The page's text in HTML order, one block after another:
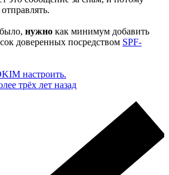
нужно как минимум добавить
доверенных посредством SPF-
настроить.
трёх лет назад